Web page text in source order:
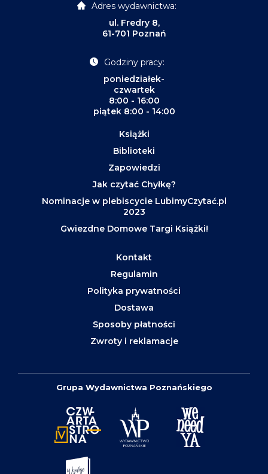
Adres wydawnictwa:
ul. Fredry 8,
61-701 Poznań
Godziny pracy:
poniedziałek-
czwartek
8:00 - 16:00
piątek 8:00 - 14:00
Książki
Biblioteki
Zapowiedzi
Jak czytać Chyłkę?
Nominacje w plebiscycie LubimyCzytać.pl
2023
Gwiezdne Domowe Targi Książki!
Kontakt
Regulamin
Polityka prywatności
Dostawa
Sposoby płatności
Zwroty i reklamacje
Grupa Wydawnictwa Poznańskiego